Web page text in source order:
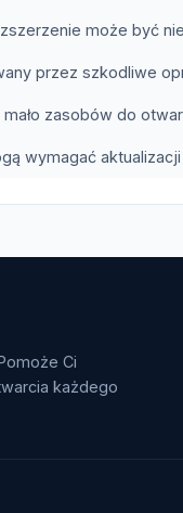
może być
przez szkodliwe
zasobów do
wymagać aktualizacji
Ci
każdego